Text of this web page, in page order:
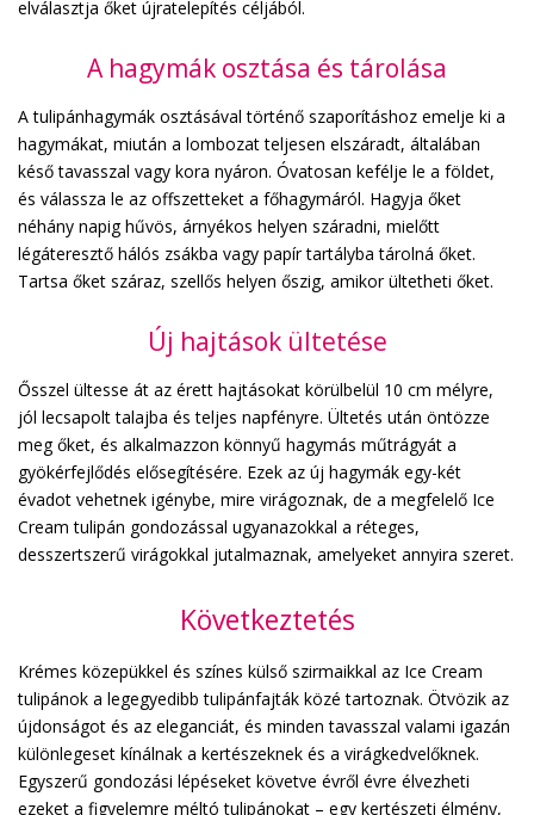
elválasztja őket újratelepítés céljából.
A hagymák osztása és tárolása
A tulipánhagymák osztásával történő szaporításhoz emelje ki a
hagymákat, miután a lombozat teljesen elszáradt, általában
késő tavasszal vagy kora nyáron. Óvatosan kefélje le a földet,
és válassza le az offszetteket a főhagymáról. Hagyja őket
néhány napig hűvös, árnyékos helyen száradni, mielőtt
légáteresztő hálós zsákba vagy papír tartályba tárolná őket.
Tartsa őket száraz, szellős helyen őszig, amikor ültetheti őket.
Új hajtások ültetése
Ősszel ültesse át az érett hajtásokat körülbelül 10 cm mélyre,
jól lecsapolt talajba és teljes napfényre. Ültetés után öntözze
meg őket, és alkalmazzon könnyű hagymás műtrágyát a
gyökérfejlődés elősegítésére. Ezek az új hagymák egy-két
évadot vehetnek igénybe, mire virágoznak, de a megfelelő Ice
Cream tulipán gondozással ugyanazokkal a réteges,
desszertszerű virágokkal jutalmaznak, amelyeket annyira szeret.
Következtetés
Krémes közepükkel és színes külső szirmaikkal az Ice Cream
tulipánok a legegyedibb tulipánfajták közé tartoznak. Ötvözik az
újdonságot és az eleganciát, és minden tavasszal valami igazán
különlegeset kínálnak a kertészeknek és a virágkedvelőknek.
Egyszerű gondozási lépéseket követve évről évre élvezheti
ezeket a figyelemre méltó tulipánokat – egy kertészeti élmény,